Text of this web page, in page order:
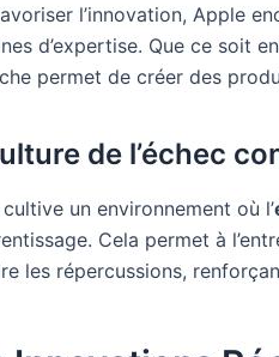
l’innovation, Apple
d’expertise. Que ce soit
permet de créer des
de l’échec
un environnement où l’
Cela permet à
les répercussions,